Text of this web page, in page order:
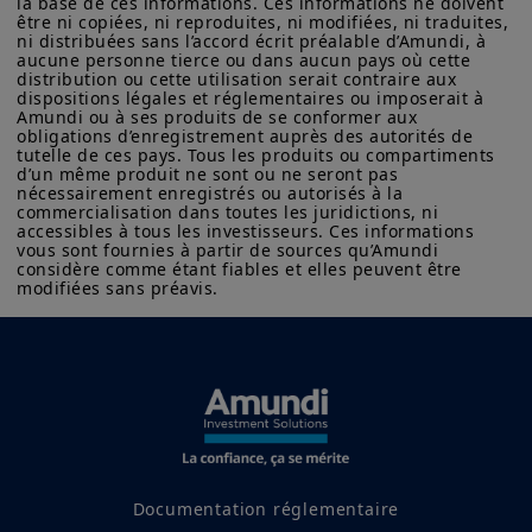
CEO, Coinhouse
être ni copiées, ni reproduites, ni modifiées, ni traduites,
ni distribuées sans l’accord écrit préalable d’Amundi, à
aucune personne tierce ou dans aucun pays où cette
distribution ou cette utilisation serait contraire aux
dispositions légales et réglementaires ou imposerait à
Amundi ou à ses produits de se conformer aux
obligations d’enregistrement auprès des autorités de
tutelle de ces pays. Tous les produits ou compartiments
d’un même produit ne sont ou ne seront pas
nécessairement enregistrés ou autorisés à la
commercialisation dans toutes les juridictions, ni
accessibles à tous les investisseurs. Ces informations
vous sont fournies à partir de sources qu’Amundi
considère comme étant fiables et elles peuvent être
modifiées sans préavis.
Documentation réglementaire